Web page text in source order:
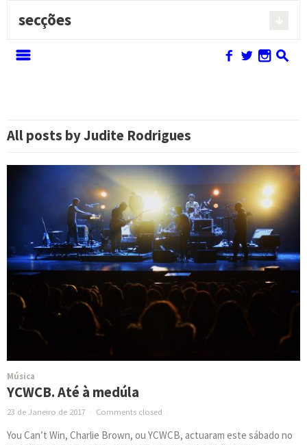
secções
f w n s
m
All posts byJudite Rodrigues
Música
YCWCB. Até à medúla
23 de Janeiro de 2017 · Comments closed ·
You Can’t Win, Charlie Brown, ou YCWCB, actuaram este sábado no